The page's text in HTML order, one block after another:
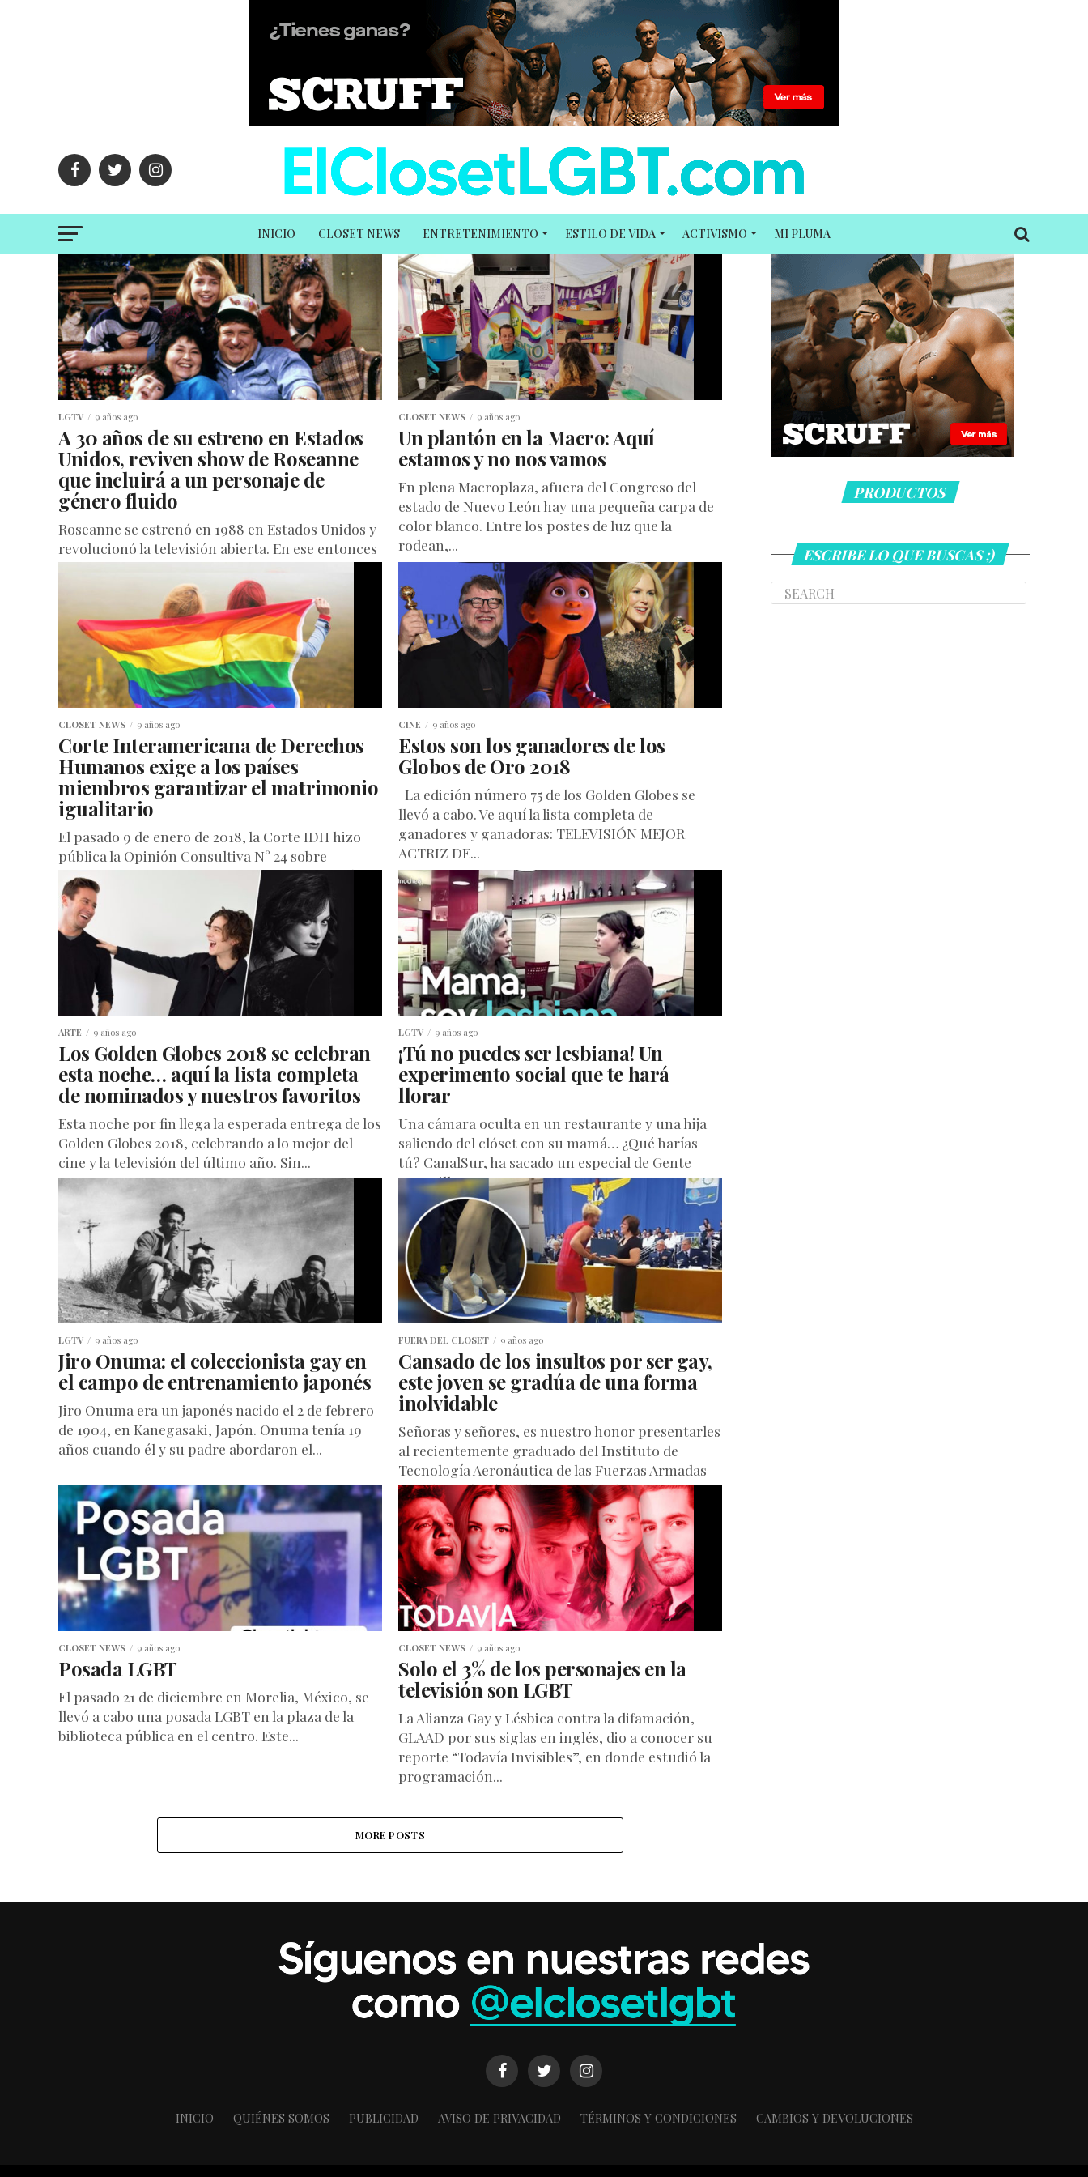
INICIO CLOSET NEWS ENTRETENIMIENTO ESTILO DE VIDA ACTIVISMO MI PLUMA
LGTV 9 años ago
A 30 años de su estreno en Estados
Unidos, reviven show de Roseanne
que incluirá a un personaje de
género fluido
Roseanne se estrenó en 1988 en Estados Unidos y
revolucionó la televisión abierta. En ese entonces
los programas de situaciones de comedia
(sitcoms) eran protagonizados en...
CLOSET NEWS 9 años ago
Un plantón en la Macro: Aquí
estamos y no nos vamos
En plena Macroplaza, afuera del Congreso del
estado de Nuevo León hay una pequeña carpa de
color blanco. Entre los postes de luz que la
rodean,...
CLOSET NEWS 9 años ago
Corte Interamericana de Derechos
Humanos exige a los países
miembros garantizar el matrimonio
igualitario
El pasado 9 de enero de 2018, la Corte IDH hizo
pública la Opinión Consultiva N° 24 sobre
Diversidad Sexual y Derechos Humanos. Según se
concluye, ha...
CINE 9 años ago
Estos son los ganadores de los
Globos de Oro 2018
La edición número 75 de los Golden Globes se
llevó a cabo. Ve aquí la lista completa de
ganadores y ganadoras: TELEVISIÓN MEJOR
ACTRIZ DE...
ARTE 9 años ago
Los Golden Globes 2018 se celebran
esta noche… aquí la lista completa
de nominados y nuestros favoritos
Esta noche por fin llega la esperada entrega de los
Golden Globes 2018, celebrando a lo mejor del
cine y la televisión del último año. Sin...
LGTV 9 años ago
¡Tú no puedes ser lesbiana! Un
experimento social que te hará
llorar
Una cámara oculta en un restaurante y una hija
saliendo del clóset con su mamá… ¿Qué harías
tú? CanalSur, ha sacado un especial de Gente
Maravillosa...
LGTV 9 años ago
Jiro Onuma: el coleccionista gay en
el campo de entrenamiento japonés
Jiro Onuma era un japonés nacido el 2 de febrero
de 1904, en Kanegasaki, Japón. Onuma tenía 19
años cuando él y su padre abordaron el...
FUERA DEL CLOSET 9 años ago
Cansado de los insultos por ser gay,
este joven se gradúa de una forma
inolvidable
Señoras y señores, es nuestro honor presentarles
al recientemente graduado del Instituto de
Tecnología Aeronáutica de las Fuerzas Armadas
Brasileñas (ITA), Talles Faria de Oliveira: un
ingeniero...
CLOSET NEWS 9 años ago
Posada LGBT
El pasado 21 de diciembre en Morelia, México, se
llevó a cabo una posada LGBT en la plaza de la
biblioteca pública en el centro. Este...
CLOSET NEWS 9 años ago
Solo el 3% de los personajes en la
televisión son LGBT
La Alianza Gay y Lésbica contra la difamación,
GLAAD por sus siglas en inglés, dio a conocer su
reporte “Todavía Invisibles”, en donde estudió la
programación...
MORE POSTS
PRODUCTOS
ESCRIBE LO QUE BUSCAS ;)
INICIO QUIÉNES SOMOS PUBLICIDAD AVISO DE PRIVACIDAD TÉRMINOS Y CONDICIONES CAMBIOS Y DEVOLUCIONES